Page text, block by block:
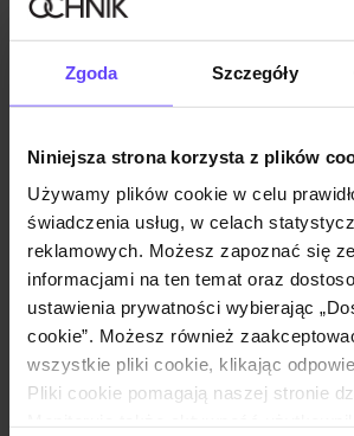
Zgoda Szczegóły
Niniejsza strona korzysta z plików
Używamy plików cookie w celu
świadczenia usług, w celach
reklamowych. Możesz zapoznać się
informacjami na ten temat oraz
ustawienia prywatności wybierając
cookie”. Możesz również
wszystkie pliki cookie, klikając
Pliki cookie pomagają naszej stronie
Kuferek Mała
Wysyłka do 2 dni roboczych
Opis produktu
Skład i wymiary
Opinie